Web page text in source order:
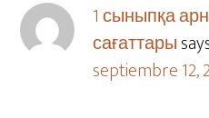
1 сыныпқа
сағаттары
septiembre 12,